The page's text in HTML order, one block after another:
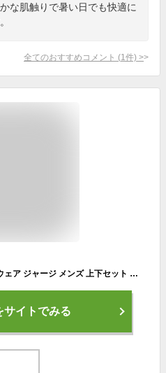
な肌触りで暑い日でも快適に
全てのおすすめコメント (1 件) >
トレーニングウェア ランニングウェア ジャージ メンズ 上下セット 半袖 パーカー ショートパンツ 2815 ブラック×迷彩ホワイト M
サイトでみる